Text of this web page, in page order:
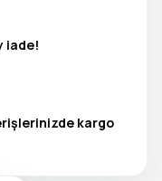
iade!
kargo